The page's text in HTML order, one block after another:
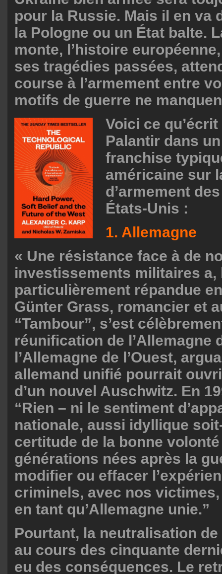
pour la Russie. Mais il en va
la Pologne ou un État balte.
monte, l’histoire
ses tragédies passées,
course à l’armement entre
motifs de guerre ne
Voici ce
Palantir dans
franchise
américaine sur
d’armement
États-Unis :
1. Allemagne
« Une résistance face à de
investissements militaires a,
particulièrement répandue
Günter Grass, romancier et
“Tambour”, s’est
réunification de l’Allemagne
l’Allemagne de l’Ouest,
allemand unifié pourrait
d’un nouvel Auschwitz. En
“Rien – ni le sentiment
nationale, aussi idyllique
certitude de la bonne
générations nées après la
modifier ou effacer
criminels, avec nos
en tant qu’Allemagne unie.”
Pourtant, la neutralisation
au cours des cinquante
eu des conséquences. Le